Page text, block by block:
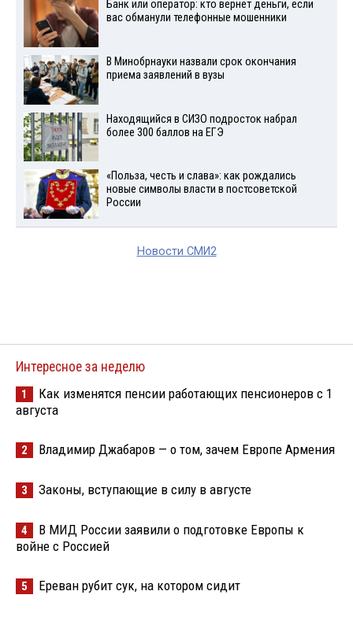
Банк или оператор: кто вернет деньги, если
вас обманули телефонные мошенники
В Минобрнауки назвали срок окончания
приема заявлений в вузы
Находящийся в СИЗО подросток набрал
более 300 баллов на ЕГЭ
«Польза, честь и слава»: как рождались
новые символы власти в постсоветской
России
Новости СМИ2
Интересное за неделю
1
Как изменятся пенсии работающих пенсионеров с 1
августа
2 Владимир Джабаров — о том, зачем Европе Армения
3 Законы, вступающие в силу в августе
4
В МИД России заявили о подготовке Европы к
войне с Россией
5 Ереван рубит сук, на котором сидит